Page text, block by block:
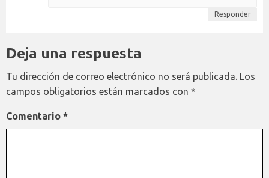
Responder
Deja una respuesta
Tu dirección de correo electrónico no será publicada. Los
campos obligatorios están marcados con *
Comentario *